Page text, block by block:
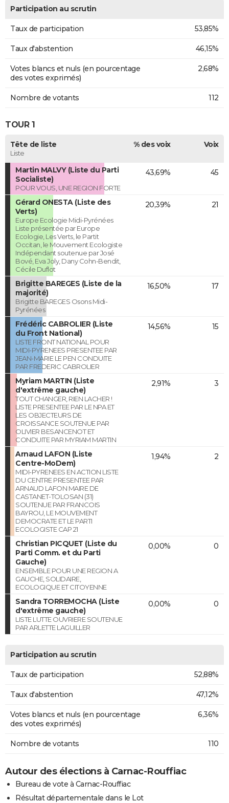
Participation au scrutin
Taux de participation 53,85%
Taux d'abstention 46,15%
Votes blancs et nuls (en pourcentage
des votes exprimés)
2,68%
Nombre de votants 112
TOUR 1
Tête de liste
Liste
% des voix Voix
Martin MALVY (Liste du Parti
Socialiste)
POUR VOUS, UNE REGION FORTE
43,69% 45
Gérard ONESTA (Liste des
Verts)
Europe Ecologie Midi-Pyrénées
Liste présentée par Europe
Ecologie, Les Verts, le Partit
Occitan, le Mouvement Ecologiste
Indépendant soutenue par José
Bové, Eva Joly, Dany Cohn-Bendit,
Cécile Duflot
20,39% 21
Brigitte BAREGES (Liste de la
majorité)
Brigitte BAREGES Osons Midi-
Pyrénées
16,50% 17
Frédéric CABROLIER (Liste
du Front National)
LISTE FRONT NATIONAL POUR
MIDI-PYRENEES PRESENTEE PAR
JEAN-MARIE LE PEN CONDUITE
PAR FREDERIC CABROLIER
14,56% 15
Myriam MARTIN (Liste
d'extrême gauche)
TOUT CHANGER, RIEN LACHER !
LISTE PRESENTEE PAR LE NPA ET
LES OBJECTEURS DE
CROISSANCE SOUTENUE PAR
OLIVIER BESANCENOT ET
CONDUITE PAR MYRIAM MARTIN
2,91% 3
Arnaud LAFON (Liste
Centre-MoDem)
MIDI-PYRENEES EN ACTION LISTE
DU CENTRE PRESENTEE PAR
ARNAUD LAFON MAIRE DE
CASTANET-TOLOSAN (31)
SOUTENUE PAR FRANCOIS
BAYROU, LE MOUVEMENT
DEMOCRATE ET LE PARTI
ECOLOGISTE CAP 21
1,94% 2
Christian PICQUET (Liste du
Parti Comm. et du Parti
Gauche)
ENSEMBLE POUR UNE REGION A
GAUCHE, SOLIDAIRE,
ECOLOGIQUE ET CITOYENNE
0,00% 0
Sandra TORREMOCHA (Liste
d'extrême gauche)
LISTE LUTTE OUVRIERE SOUTENUE
PAR ARLETTE LAGUILLER
0,00% 0
Participation au scrutin
Taux de participation 52,88%
Taux d'abstention 47,12%
Votes blancs et nuls (en pourcentage
des votes exprimés)
6,36%
Nombre de votants 110
Autour des élections à Carnac-Rouffiac
Bureau de vote à Carnac-Rouffiac
Résultat départementale dans le Lot